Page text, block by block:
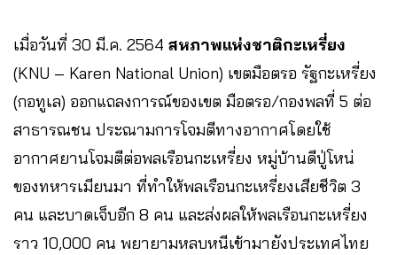
เมื่อวันที่ 30 มี.ค. 2564 สหภาพแห่งชาติกะเหรี่ยง
(KNU – Karen National Union) เขตมือตรอ รัฐกะเหรี่ยง
(กอทูเล) ออกแถลงการณ์ของเขต มือตรอ/กองพลที่ 5 ต่อ
สาธารณชน ประณามการโจมตีทางอากาศโดยใช้
อากาศยานโจมตีต่อพลเรือนกะเหรี่ยง หมู่บ้านดีปู่โหน่
ของทหารเมียนมา ที่ทำให้พลเรือนกะเหรี่ยงเสียชีวิต 3
คน และบาดเจ็บอีก 8 คน และส่งผลให้พลเรือนกะเหรี่ยง
ราว 10,000 คน พยายามหลบหนีเข้ามายังประเทศไทย